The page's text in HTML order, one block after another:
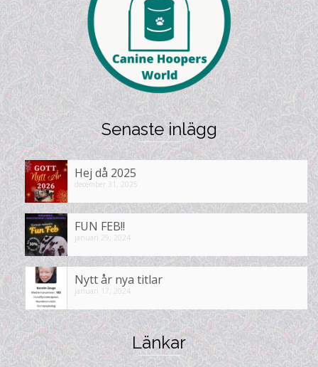
Senaste inlägg
Hej då 2025
december 31, 2025
FUN FEB!!
januari 29, 2024
Nytt år nya titlar
januari 17, 2024
Länkar